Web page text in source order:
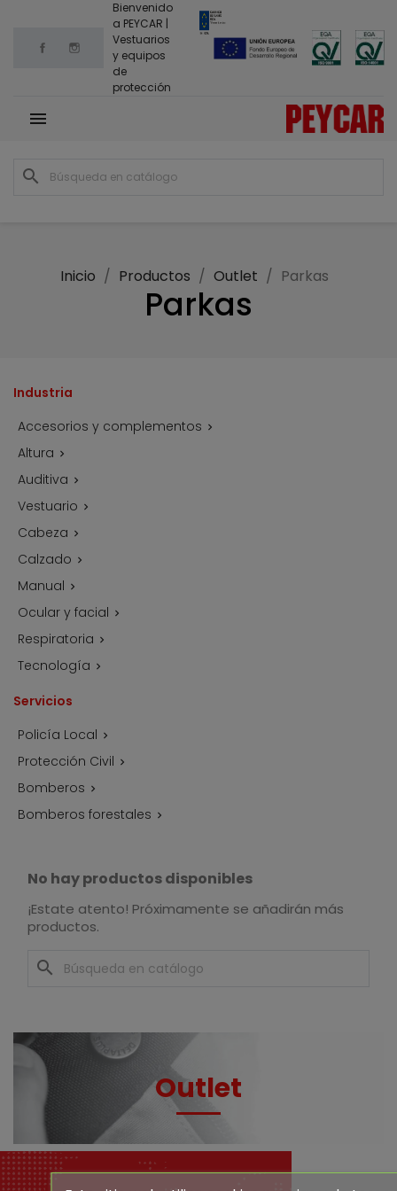
FacebookInstagram
Bienvenido
a PEYCAR |
Vestuarios
y equipos
de
protección

search
Inicio Productos Outlet Parkas
Parkas
Industria
Accesorios y complementos 
Altura 
Auditiva 
Vestuario 
Cabeza 
Calzado 
Manual 
Ocular y facial 
Respiratoria 
Tecnología 
Servicios
Policía Local 
Protección Civil 
Bomberos 
Bomberos forestales 
No hay productos disponibles
¡Estate atento! Próximamente se añadirán más
productos.
search
Outlet